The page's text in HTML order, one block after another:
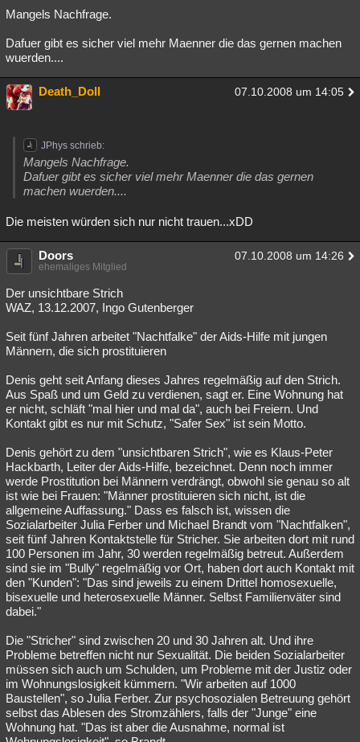
Mangels Nachfrage.
Dafuer gibt es sicher viel mehr Maenner die das gernen machen
wuerden....
Death_Doll 07.10.2008 um 14:05
JPhys schrieb:
Mangels Nachfrage.
Dafuer gibt es sicher viel mehr Maenner die das gernen
machen wuerden....
Die meisten würden sich nur nicht trauen...xDD
Doors 07.10.2008 um 14:26
ehemaliges Mitglied
Der unsichtbare Strich
WAZ, 13.12.2007, Ingo Gutenberger
Seit fünf Jahren arbeitet "Nachtfalke" der Aids-Hilfe mit jungen
Männern, die sich prostituieren
Denis geht seit Anfang dieses Jahres regelmäßig auf den Strich.
Aus Spaß und um Geld zu verdienen, sagt er. Eine Wohnung hat
er nicht, schläft "mal hier und mal da", auch bei Freiern. Und
Kontakt gibt es nur mit Schutz, "Safer Sex" ist sein Motto.
Denis gehört zu dem "unsichtbaren Strich", wie es Klaus-Peter
Hackbarth, Leiter der Aids-Hilfe, bezeichnet. Denn noch immer
werde Prostitution bei Männern verdrängt, obwohl sie genau so alt
ist wie bei Frauen: "Männer prostituieren sich nicht, ist die
allgemeine Auffassung." Dass es falsch ist, wissen die
Sozialarbeiter Julia Ferber und Michael Brandt vom "Nachtfalken",
seit fünf Jahren Kontaktstelle für Stricher. Sie arbeiten dort mit rund
100 Personen im Jahr, 30 werden regelmäßig betreut. Außerdem
sind sie im "Bully" regelmäßig vor Ort, haben dort auch Kontakt mit
den "Kunden": "Das sind jeweils zu einem Drittel homosexuelle,
bisexuelle und heterosexuelle Männer. Selbst Familienväter sind
dabei."
Die "Stricher" sind zwischen 20 und 30 Jahren alt. Und ihre
Probleme betreffen nicht nur Sexualität. Die beiden Sozialarbeiter
müssen sich auch um Schulden, um Probleme mit der Justiz oder
im Wohnungslosigkeit kümmern. "Wir arbeiten auf 1000
Baustellen", so Julia Ferber. Zur psychosozialen Betreuung gehört
selbst das Ablesen des Stromzählers, falls der "Junge" eine
Wohnung hat. "Das ist aber die Ausnahme, normal ist